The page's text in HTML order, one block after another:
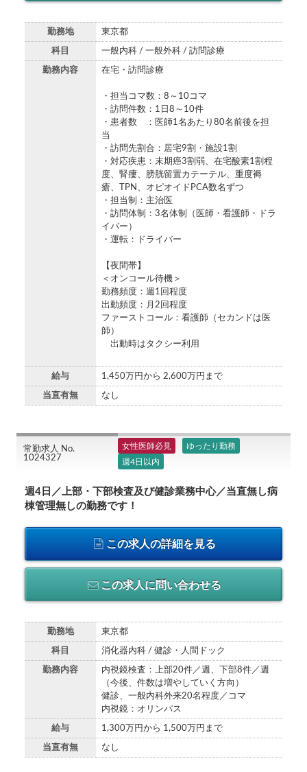
勤務地 東京都
科目 一般内科 / 一般外科 / 訪問診療
勤務内容 在宅・訪問診療
・担当コマ数：8～10コマ
・訪問件数：1日8～10件
・患者数 ：医師1名あたり80名前後を担
当
・訪問先割合：居宅9割・施設1割
・対応疾患：末期癌3割弱、在宅酸素1割程
度、腎瘻、膀胱留置カテーテル、重度褥
瘡、TPN、オピオイドPCA数名ずつ
・担当制：主治医
・訪問体制：3名体制（医師・看護師・ドラ
イバー）
・運転：ドライバー
【夜間帯】
＜オンコール待機＞
勤務頻度：週1回程度
出動頻度：月2回程度
ファーストコール：看護師（セカンドは医
師）
出動時はタクシー利用
給与 1,450万円から 2,600万円まで
当直有無 なし
常勤求人 No.
1024327
女性医師必見
ゆったり勤務
週4日以内
週4日／上部・下部検査及び健診業務中心／当直無し病
棟管理無しの勤務です！
この求人の詳細を見る
この求人に問い合わせる
勤務地 東京都
科目 消化器内科 / 健診・人間ドック
勤務内容
内視鏡検査：上部20件／週、下部8件／週
（今後、件数は増やしていく方向）
健診、一般内科外来20名程度／コマ
内視鏡：オリンパス
給与 1,300万円から 1,500万円まで
当直有無 なし